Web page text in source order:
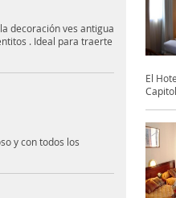
decoración ves antigua
. Ideal para traerte
y con todos los
El